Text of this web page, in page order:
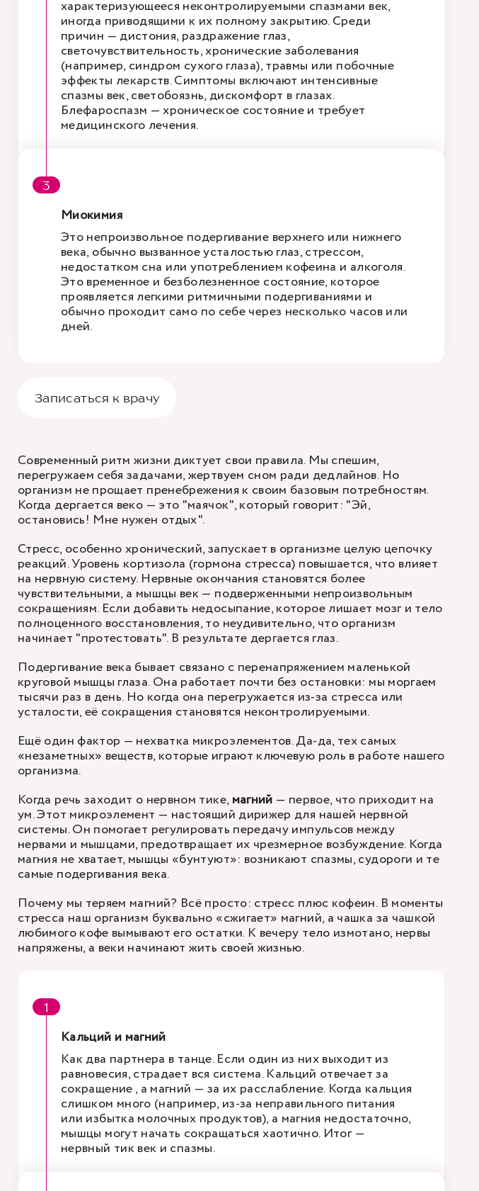
характеризующееся неконтролируемыми спазмами век,
иногда приводящими к их полному закрытию. Среди
причин — дистония, раздражение глаз,
светочувствительность, хронические заболевания
(например, синдром сухого глаза), травмы или побочные
эффекты лекарств. Симптомы включают интенсивные
спазмы век, светобоязнь, дискомфорт в глазах.
Блефароспазм — хроническое состояние и требует
медицинского лечения.
Миокимия
Это непроизвольное подергивание верхнего или нижнего
века, обычно вызванное усталостью глаз, стрессом,
недостатком сна или употреблением кофеина и алкоголя.
Это временное и безболезненное состояние, которое
проявляется легкими ритмичными подергиваниями и
обычно проходит само по себе через несколько часов или
дней.
Записаться к врачу
Современный ритм жизни диктует свои правила. Мы спешим,
перегружаем себя задачами, жертвуем сном ради дедлайнов. Но
организм не прощает пренебрежения к своим базовым потребностям.
Когда дергается веко — это "маячок", который говорит: "Эй,
остановись! Мне нужен отдых".
Стресс, особенно хронический, запускает в организме целую цепочку
реакций. Уровень кортизола (гормона стресса) повышается, что влияет
на нервную систему. Нервные окончания становятся более
чувствительными, а мышцы век — подверженными непроизвольным
сокращениям. Если добавить недосыпание, которое лишает мозг и тело
полноценного восстановления, то неудивительно, что организм
начинает "протестовать". В результате дергается глаз.
Подергивание века бывает связано с перенапряжением маленькой
круговой мышцы глаза. Она работает почти без остановки: мы моргаем
тысячи раз в день. Но когда она перегружается из-за стресса или
усталости, её сокращения становятся неконтролируемыми.
Ещё один фактор — нехватка микроэлементов. Да-да, тех самых
«незаметных» веществ, которые играют ключевую роль в работе нашего
организма.
Когда речь заходит о нервном тике, магний — первое, что приходит на
ум. Этот микроэлемент — настоящий дирижер для нашей нервной
системы. Он помогает регулировать передачу импульсов между
нервами и мышцами, предотвращает их чрезмерное возбуждение. Когда
магния не хватает, мышцы «бунтуют»: возникают спазмы, судороги и те
самые подергивания века.
Почему мы теряем магний? Всё просто: стресс плюс кофеин. В моменты
стресса наш организм буквально «сжигает» магний, а чашка за чашкой
любимого кофе вымывают его остатки. К вечеру тело измотано, нервы
напряжены, а веки начинают жить своей жизнью.
Кальций и магний
Как два партнера в танце. Если один из них выходит из
равновесия, страдает вся система. Кальций отвечает за
сокращение , а магний — за их расслабление. Когда кальция
слишком много (например, из-за неправильного питания
или избытка молочных продуктов), а магния недостаточно,
мышцы могут начать сокращаться хаотично. Итог —
нервный тик век и спазмы.